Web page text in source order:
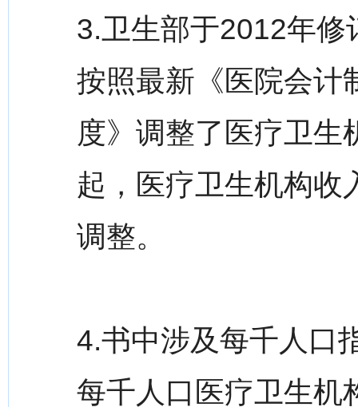
3.卫生部于2012年
按照最新《医院会计
度》调整了医疗卫生
起，医疗卫生机构收
调整。
4.书中涉及每千人口
每千人口医疗卫生机